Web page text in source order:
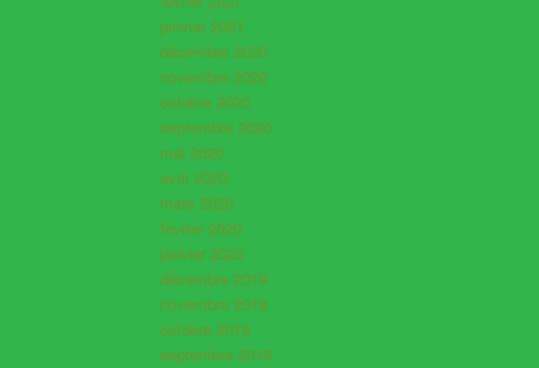
janvier 2021
décembre 2020
novembre 2020
octobre 2020
septembre 2020
mai 2020
avril 2020
mars 2020
février 2020
janvier 2020
décembre 2019
novembre 2019
octobre 2019
septembre 2019